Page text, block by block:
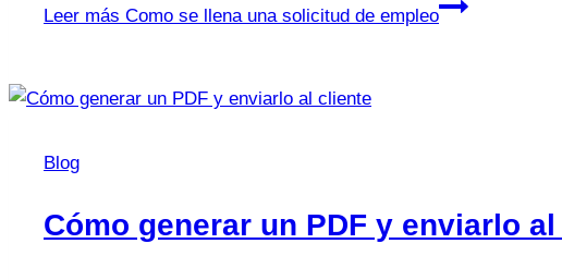
Leer más Como se llena una solicitud de empleo
Blog
Cómo generar un PDF y enviarlo